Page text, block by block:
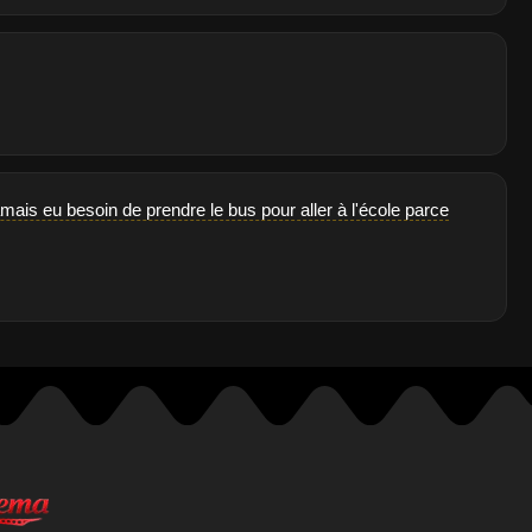
eu besoin de prendre le bus pour aller à l'école parce